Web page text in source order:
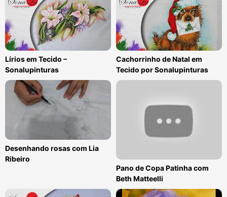
Lírios em Tecido –
Sonalupinturas
Cachorrinho de Natal em
Tecido por Sonalupinturas
Desenhando rosas com Lia
Ribeiro
Pano de Copa Patinha com
Beth Matteelli